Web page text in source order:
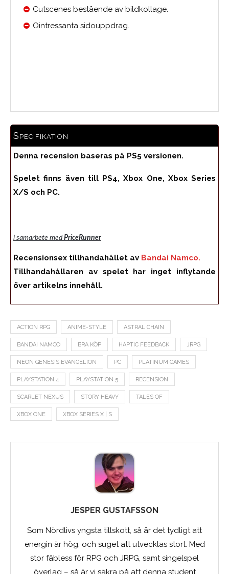
Cutscenes bestående av bildkollage.
Ointressanta sidouppdrag.
Specifikation
Denna recension baseras på PS5 versionen.
Spelet finns även till PS4, Xbox One, Xbox Series
X/S och PC.
i samarbete med PriceRunner
Recensionsex tillhandahållet av Bandai Namco.
Tillhandahållaren av spelet har inget inflytande
över artikelns innehåll.
ACTION RPG ANIME-STYLE ASTRAL CHAIN
BANDAI NAMCO BRA KÖP HAPTIC FEEDBACK JRPG
NEON GENESIS EVANGELION PC PLATINUM GAMES
PLAYSTATION 4 PLAYSTATION 5 RECENSION
SCARLET NEXUS STORY HEAVY TALES OF
XBOX ONE XBOX SERIES X | S
JESPER GUSTAFSSON
Som Nördlivs yngsta tillskott, så är det tydligt att
energin är hög, och suget att utvecklas stort. Med
stor fäbless för RPG och JRPG, samt singelspel
överlag – så är vi säkra på att denna student